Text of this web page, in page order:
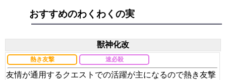
おすすめのわくわくの実
獣神化改
熱き友撃 速必殺
友情が通用するクエストでの活躍が主になるので熱き友撃